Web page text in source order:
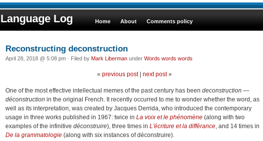
Language Log Home About Comments policy
Reconstructing deconstruction
April 28, 2018 @ 5:08 pm · Filed by Mark Liberman under Words words words
« previous post| next post»
One of the most effective intellectual memes of the past century has been deconstruction —
déconstruction in the original French. It recently occurred to me to wonder whether the word, as
well as its interpretation, was created by Jacques Derrida, who introduced the contemporary
usage in three works published in 1967: twice in La voix et le phénomène (along with two
examples of the infinitive déconstruire), three times in L'écriture et la différance, and 14 times in
De la grammatologie (along with six instances of déconstruire).